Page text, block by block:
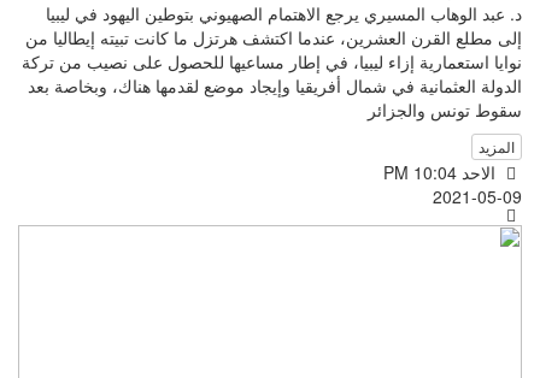
د. عبد الوهاب المسيري يرجع الاهتمام الصهيوني بتوطين اليهود في ليبيا
إلى مطلع القرن العشرين، عندما اكتشف هرتزل ما كانت تبيته إيطاليا من
نوايا استعمارية إزاء ليبيا، في إطار مساعيها للحصول على نصيب من تركة
الدولة العثمانية في شمال أفريقيا وإيجاد موضع لقدمها هناك، وبخاصة بعد
سقوط تونس والجزائر
المزيد
الاحد PM 10:04
2021-05-09